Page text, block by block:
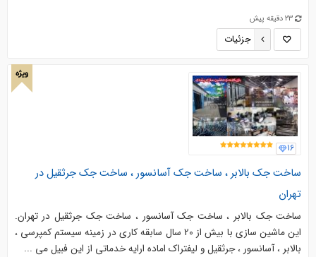
23 دقیقه پیش
جزئیات
ویژه
16
ساخت جک بالابر ، ساخت جك آسانسور ، ساخت جک جرثقيل در
تهران
ساخت جک بالابر ، ساخت جك آسانسور ، ساخت جک جرثقيل در تهران.
اين ماشین سازی با بيش از 20 سال سابقه كاري در زمينه سیستم کمپرسی ،
بالابر ، آسانسور ، جرثقيل و ليفتراك اماده ارايه خدماتي از اين فبيل مي ...